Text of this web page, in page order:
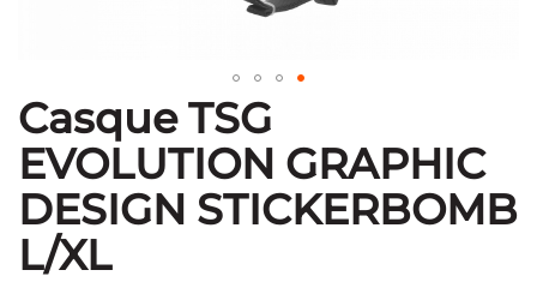
Skip
to
the
beginning
of
the
images
gallery
Casque TSG
EVOLUTION GRAPHIC
DESIGN STICKERBOMB
L/XL